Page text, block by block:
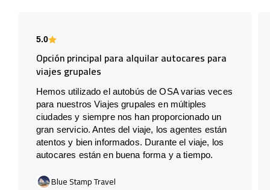
5.0
Opción principal para alquilar autocares para
viajes grupales
Hemos utilizado el autobús de OSA varias veces
para nuestros Viajes grupales en múltiples
ciudades y siempre nos han proporcionado un
gran servicio. Antes del viaje, los agentes están
atentos y bien informados. Durante el viaje, los
autocares están en buena forma y a tiempo.
Blue Stamp Travel